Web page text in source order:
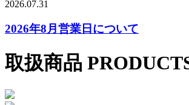
2026.07.31
2026年8月営業日について
取扱商品